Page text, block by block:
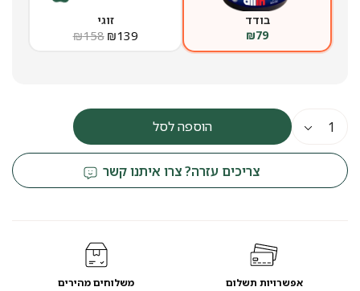
בודד
₪79
זוגי
₪139
₪158
הוספה לסל
צריכים עזרה? צרו איתנו קשר
אפשרויות תשלום משלוחים מהירים